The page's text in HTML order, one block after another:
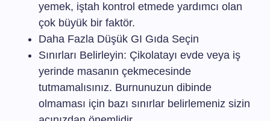
yemek, iştah kontrol etmede yardımcı olan
çok büyük bir faktör.
Daha Fazla Düşük GI Gıda Seçin
Sınırları Belirleyin: Çikolatayı evde veya iş
yerinde masanın çekmecesinde
tutmamalısınız. Burnunuzun dibinde
olmaması için bazı sınırlar belirlemeniz sizin